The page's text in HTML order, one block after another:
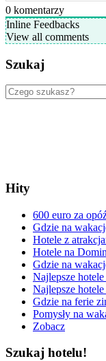
0 komentarzy
Inline Feedbacks
View all comments
Szukaj
Hity
600 euro za
Gdzie na
Hotele z
Hotele na
Gdzie na
Najlepsze
Najlepsze
Gdzie na ferie
Pomysły na
Zobacz
Szukaj hotelu!